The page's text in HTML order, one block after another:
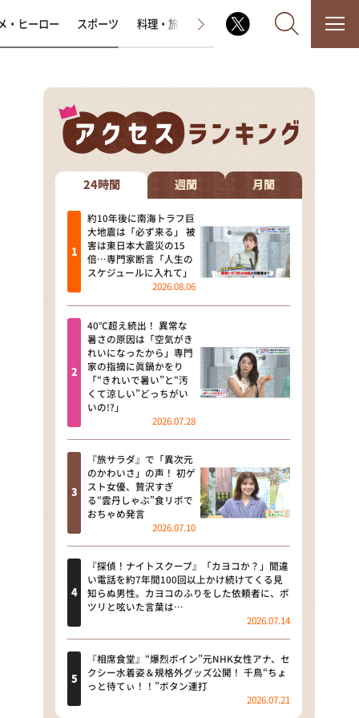
なるみ・岡村の過ぎるTV
相席食堂
これ余談なんですけど・・・
～人生密着トークバラエティ！
～ やすとものいたって真剣です
探偵！ナイトスクープ
news おかえり
河合＆A.B.C-Z塚田×福井アナ
「なんでやねん！？」（news お
かえり）
DAIGOも台所 ～きょうの献立 何
にする？～
本日はダイアンなり！シーズン２
朝だ！生です旅サラダ
教えて！ニュースライブ 正義の
ミカタ
ＬＩＦＥ～夢のカタチ～
新婚さんいらっしゃい！
ポツンと一軒家
ザキ山小屋本館
・ヒーロー スポーツ 料理・旅 ラジオ番組 その他
24時間 週間 月間
約10年後に南海トラフ巨
大地震は「必ず来る」 被
害は東日本大震災の15
倍…専門家断言「人生の
スケジュールに入れて」
2026.08.06
40℃超え続出！ 異常な
暑さの原因は「空気がき
れいになったから」専門
家の指摘に眞鍋かをり
「“きれいで暑い”と“汚
くて涼しい”どっちがい
いの!?」
2026.07.28
『旅サラダ』で「異次元
のかわいさ」の声！ 初ゲ
スト女優、贅沢すぎ
る“雲丹しゃぶ”食リポで
おちゃめ発言
2026.07.10
『探偵！ナイトスクープ』「カヨコか？」間違
い電話を約7年間100回以上かけ続けてくる見
知らぬ男性。カヨコのふりをした依頼者に、ポ
ツリと呟いた言葉は…
2026.07.14
『相席食堂』“爆烈ボイン”元NHK女性アナ、セ
クシー水着姿＆規格外グッズ公開！ 千鳥“ちょ
っと待てぃ！！”ボタン連打
2026.07.21